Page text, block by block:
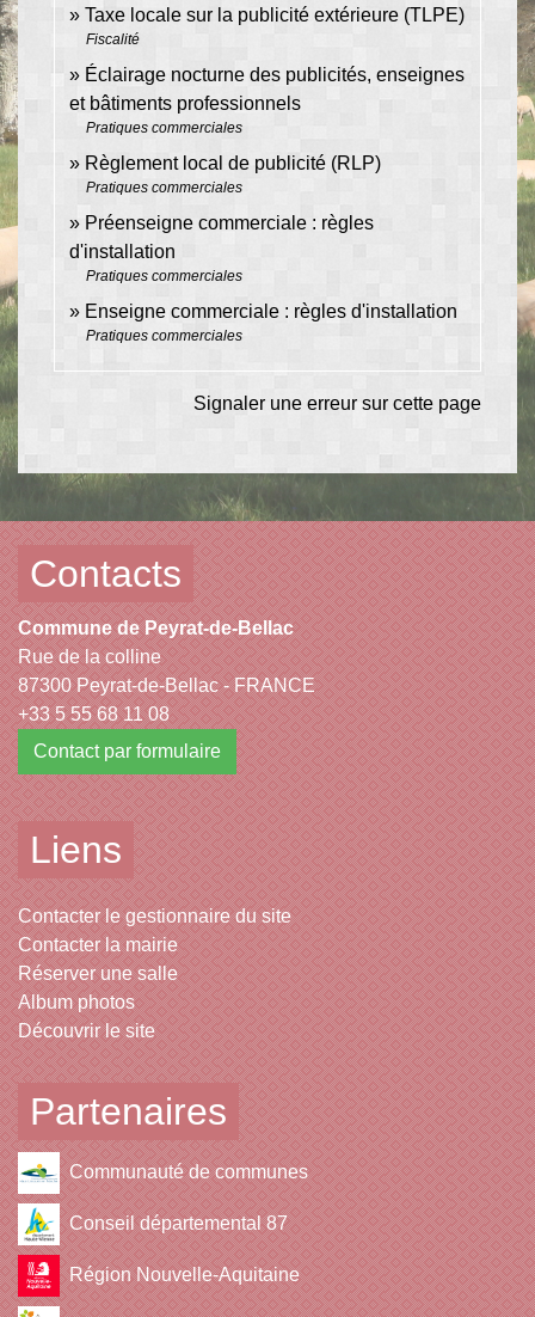
Taxe locale sur la publicité extérieure (TLPE)
Fiscalité
Éclairage nocturne des publicités, enseignes
et bâtiments professionnels
Pratiques commerciales
Règlement local de publicité (RLP)
Pratiques commerciales
Préenseigne commerciale : règles
d'installation
Pratiques commerciales
Enseigne commerciale : règles d'installation
Pratiques commerciales
Signaler une erreur sur cette page
Contacts
Commune de Peyrat-de-Bellac
Rue de la colline
87300 Peyrat-de-Bellac - FRANCE
+33 5 55 68 11 08
Contact par formulaire
Liens
Contacter le gestionnaire du site
Contacter la mairie
Réserver une salle
Album photos
Découvrir le site
Partenaires
Communauté de communes
Conseil départemental 87
Région Nouvelle-Aquitaine